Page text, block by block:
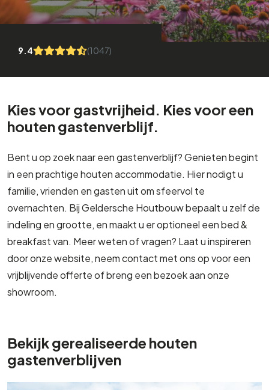
9.4 (1047)
Kies voor gastvrijheid. Kies voor een
houten gastenverblijf.
Bent u op zoek naar een gastenverblijf? Genieten begint
in een prachtige houten accommodatie. Hier nodigt u
familie, vrienden en gasten uit om sfeervol te
overnachten. Bij Geldersche Houtbouw bepaalt u zelf de
indeling en grootte, en maakt u er optioneel een bed &
breakfast van. Meer weten of vragen? Laat u inspireren
door onze website, neem contact met ons op voor een
vrijblijvende offerte of breng een bezoek aan onze
showroom.
Bekijk gerealiseerde houten
gastenverblijven